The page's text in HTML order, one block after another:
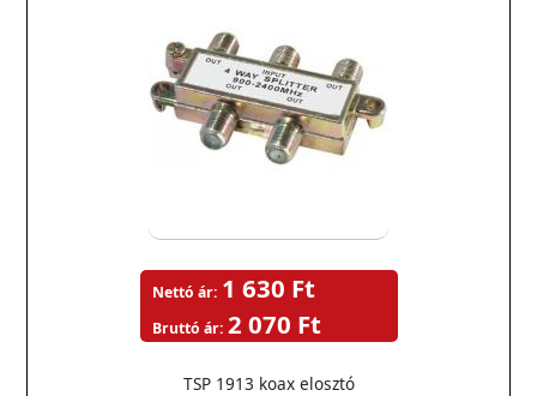
TSP 1913 koax elosztó
Nettó ár: 1 630 Ft
Bruttó ár: 2 070 Ft